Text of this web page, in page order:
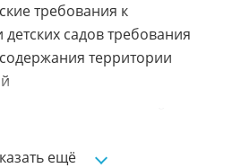
требования к
садов требования
территории
производственно
ещё